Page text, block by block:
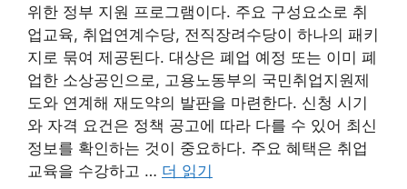
위한 정부 지원 프로그램이다. 주요 구성요소로 취
업교육, 취업연계수당, 전직장려수당이 하나의 패키
지로 묶여 제공된다. 대상은 폐업 예정 또는 이미 폐
업한 소상공인으로, 고용노동부의 국민취업지원제
도와 연계해 재도약의 발판을 마련한다. 신청 시기
와 자격 요건은 정책 공고에 따라 다를 수 있어 최신
정보를 확인하는 것이 중요하다. 주요 혜택은 취업
교육을 수강하고 … 더 읽기